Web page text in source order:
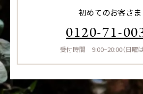
初めてのお客さま
0120-71-
受付時間 9:00~20:00（日曜は